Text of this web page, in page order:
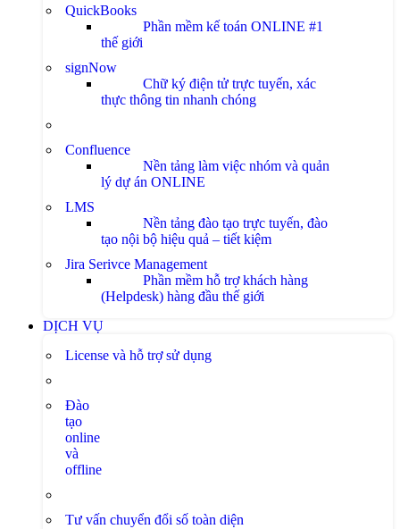
QuickBooks
Phần mềm kế toán ONLINE #1
thế giới
signNow
Chữ ký điện tử trực tuyến, xác
thực thông tin nhanh chóng
Confluence
Nền tảng làm việc nhóm và quản
lý dự án ONLINE
LMS
Nền tảng đào tạo trực tuyến, đào
tạo nội bộ hiệu quả – tiết kiệm
Jira Serivce Management
Phần mềm hỗ trợ khách hàng
(Helpdesk) hàng đầu thế giới
DỊCH VỤ
License và hỗ trợ sử dụng
Đào
tạo
online
và
offline
Tư vấn chuyển đổi số toàn diện